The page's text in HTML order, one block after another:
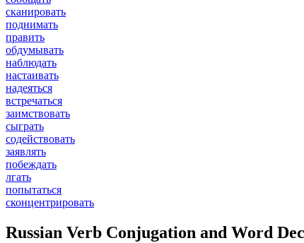
сканировать
поднимать
править
обдумывать
наблюдать
настаивать
надеяться
встречаться
заимствовать
сыграть
содействовать
заявлять
побеждать
лгать
попытаться
сконцентрировать
Russian Verb Conjugation and Word